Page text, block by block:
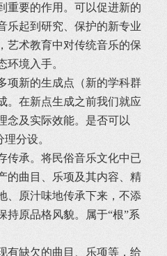
重要的作用。可以促进新的
乐起到研究、保护的新专业
艺术教育中对传统音乐的保
环境入手。
新的生成点（新的学科群
。在新点生成之前我们就应
念及实际效能。是否可以
分设。
承。将民俗音乐文化中已
的曲目、乐项及其内容、精
、原汁味地传承下来，不添
持原品格风貌。属于“根”系
缺欠的曲目、乐项等，给